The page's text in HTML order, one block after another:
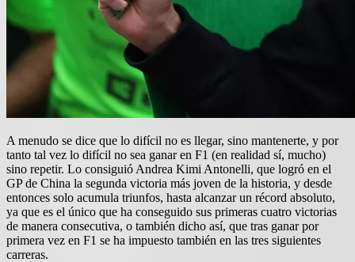
A menudo se dice que lo difícil no es llegar, sino mantenerte, y por
tanto tal vez lo difícil no sea ganar en F1 (en realidad sí, mucho)
sino repetir. Lo consiguió Andrea Kimi Antonelli, que logró en el
GP de China la segunda victoria más joven de la historia, y desde
entonces solo acumula triunfos, hasta alcanzar un récord absoluto,
ya que es el único que ha conseguido sus primeras cuatro victorias
de manera consecutiva, o también dicho así, que tras ganar por
primera vez en F1 se ha impuesto también en las tres siguientes
carreras.